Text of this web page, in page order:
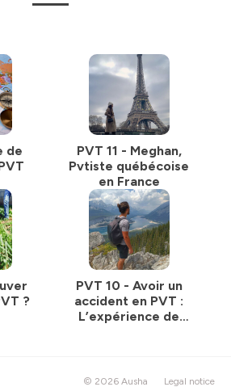
de
PVT 11 - Meghan,
Pvtiste québécoise
en France
?
PVT 10 - Avoir un
accident en PVT :
L’expérience de
© 2026 Ausha Legal notice